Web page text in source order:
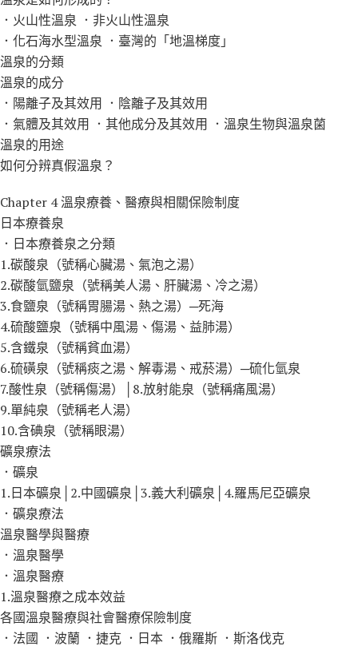
．火山性溫泉 ．非火山性溫泉
．化石海水型溫泉 ．臺灣的「地溫梯度」
溫泉的分類
溫泉的成分
．陽離子及其效用 ．陰離子及其效用
．氣體及其效用 ．其他成分及其效用 ．溫泉生物與溫泉菌
溫泉的用途
如何分辨真假溫泉？
Chapter 4 溫泉療養、醫療與相關保險制度
日本療養泉
．日本療養泉之分類
1.碳酸泉（號稱心臟湯、氣泡之湯）
2.碳酸氫鹽泉（號稱美人湯、肝臟湯、冷之湯）
3.食鹽泉（號稱胃腸湯、熱之湯）─死海
4.硫酸鹽泉（號稱中風湯、傷湯、益肺湯）
5.含鐵泉（號稱貧血湯）
6.硫磺泉（號稱痰之湯、解毒湯、戒菸湯）─硫化氫泉
7.酸性泉（號稱傷湯）│8.放射能泉（號稱痛風湯）
9.單純泉（號稱老人湯）
10.含碘泉（號稱眼湯）
礦泉療法
．礦泉
1.日本礦泉│2.中國礦泉│3.義大利礦泉│4.羅馬尼亞礦泉
．礦泉療法
溫泉醫學與醫療
．溫泉醫學
．溫泉醫療
1.溫泉醫療之成本效益
各國溫泉醫療與社會醫療保險制度
．法國 ．波蘭 ．捷克 ．日本 ．俄羅斯 ．斯洛伐克